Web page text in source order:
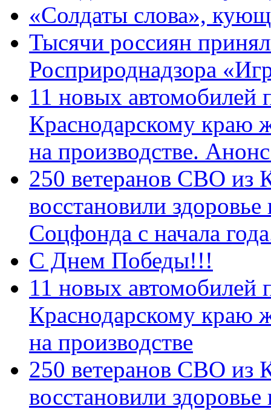
«Солдаты слова»,
Тысячи россиян
Росприроднадзора
11 новых автомобилей
Краснодарскому краю
на производстве.
250 ветеранов СВО из
восстановили
Соцфонда с начала
С Днем Победы!!!
11 новых автомобилей
Краснодарскому краю
на производстве
250 ветеранов СВО из
восстановили